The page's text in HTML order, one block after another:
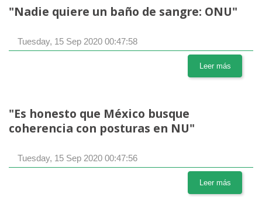
"Nadie quiere un baño de sangre: ONU"
Tuesday, 15 Sep 2020 00:47:58
Leer más
"Es honesto que México busque
coherencia con posturas en NU"
Tuesday, 15 Sep 2020 00:47:56
Leer más